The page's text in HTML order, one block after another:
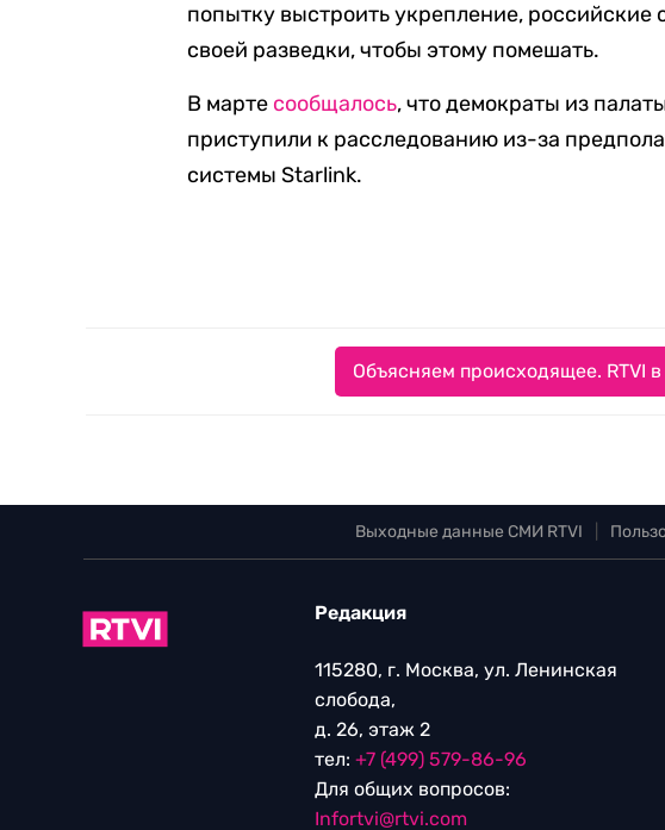
попытку выстроить укрепление, российские
своей разведки, чтобы этому помешать.
В марте сообщалось, что демократы из
приступили к расследованию из-за
системы Starlink.
Объясняем происходящее. RTVI в
Выходные данные СМИ RTVI
Редакция
115280, г. Москва, ул. Ленинская
слобода,
д. 26, этаж 2
тел: +7 (499) 579-86-96
Для общих вопросов:
Infortvi@rtvi.com